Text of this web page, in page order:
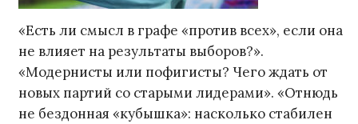
«Есть ли смысл в графе «против всех», если она
не влияет на результаты выборов?».
«Модернисты или пофигисты? Чего ждать от
новых партий со старыми лидерами». «Отнюдь
не бездонная «кубышка»: насколько стабилен